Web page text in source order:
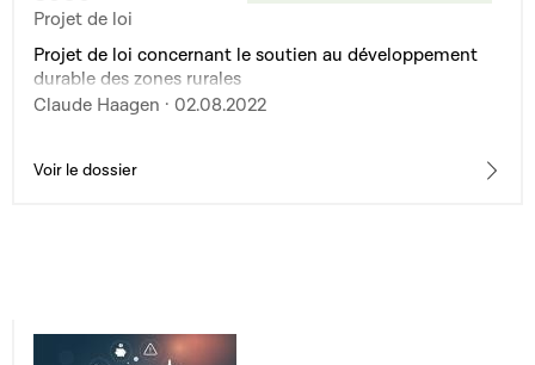
Projet de loi
Projet de loi concernant le soutien au développement
durable des zones rurales
Claude Haagen · 02.08.2022
Voir le dossier